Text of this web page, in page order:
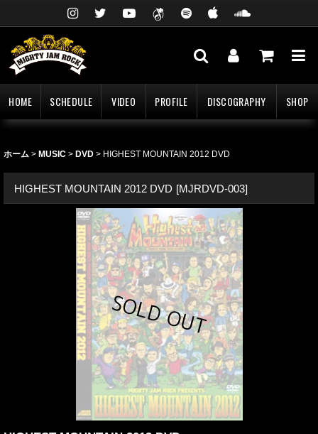
HOME SCHEDULE VIDEO PROFILE DISCOGRAPHY SHOP
ホーム > MUSIC > DVD > HIGHEST MOUNTAIN 2012 DVD
HIGHEST MOUNTAIN 2012 DVD [MJRDVD-003]